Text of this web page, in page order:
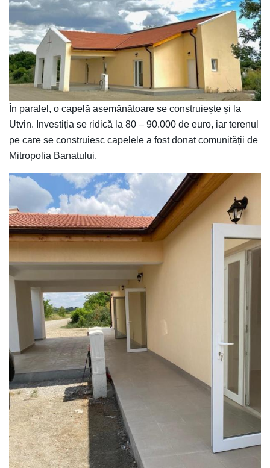
În paralel, o capelă asemănătoare se construiește și la
Utvin. Investiția se ridică la 80 – 90.000 de euro, iar terenul
pe care se construiesc capelele a fost donat comunității de
Mitropolia Banatului.